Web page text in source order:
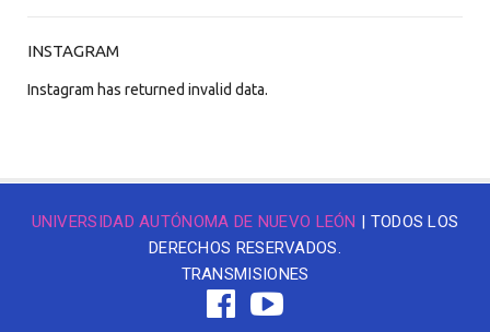
INSTAGRAM
Instagram has returned invalid data.
UNIVERSIDAD AUTÓNOMA DE NUEVO LEÓN | TODOS LOS
DERECHOS RESERVADOS.
TRANSMISIONES